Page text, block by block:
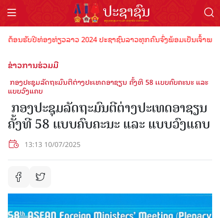
ຮັບປີທ່ອງທ່ຽວລາວ 2024 ປະຊາຊົນລາວທຸກຄົນຈົ່ງພ້ອມເປັນເຈົ້າພາບທີ່
ຂ່າວການຮ່ວມມື
​ ກອງປະຊຸມລັດຖະມົນຕີຕ່າງປະເທດອາຊຽນ ຄັ້ງທີ 58 ເເບບຄົບຄະນະ ແລະ
ແບບວົງແຄບ
​ ກອງປະຊຸມລັດຖະມົນຕີຕ່າງປະເທດອາຊຽນ
ຄັ້ງທີ 58 ເເບບຄົບຄະນະ ແລະ ແບບວົງແຄບ
13:13 10/07/2025